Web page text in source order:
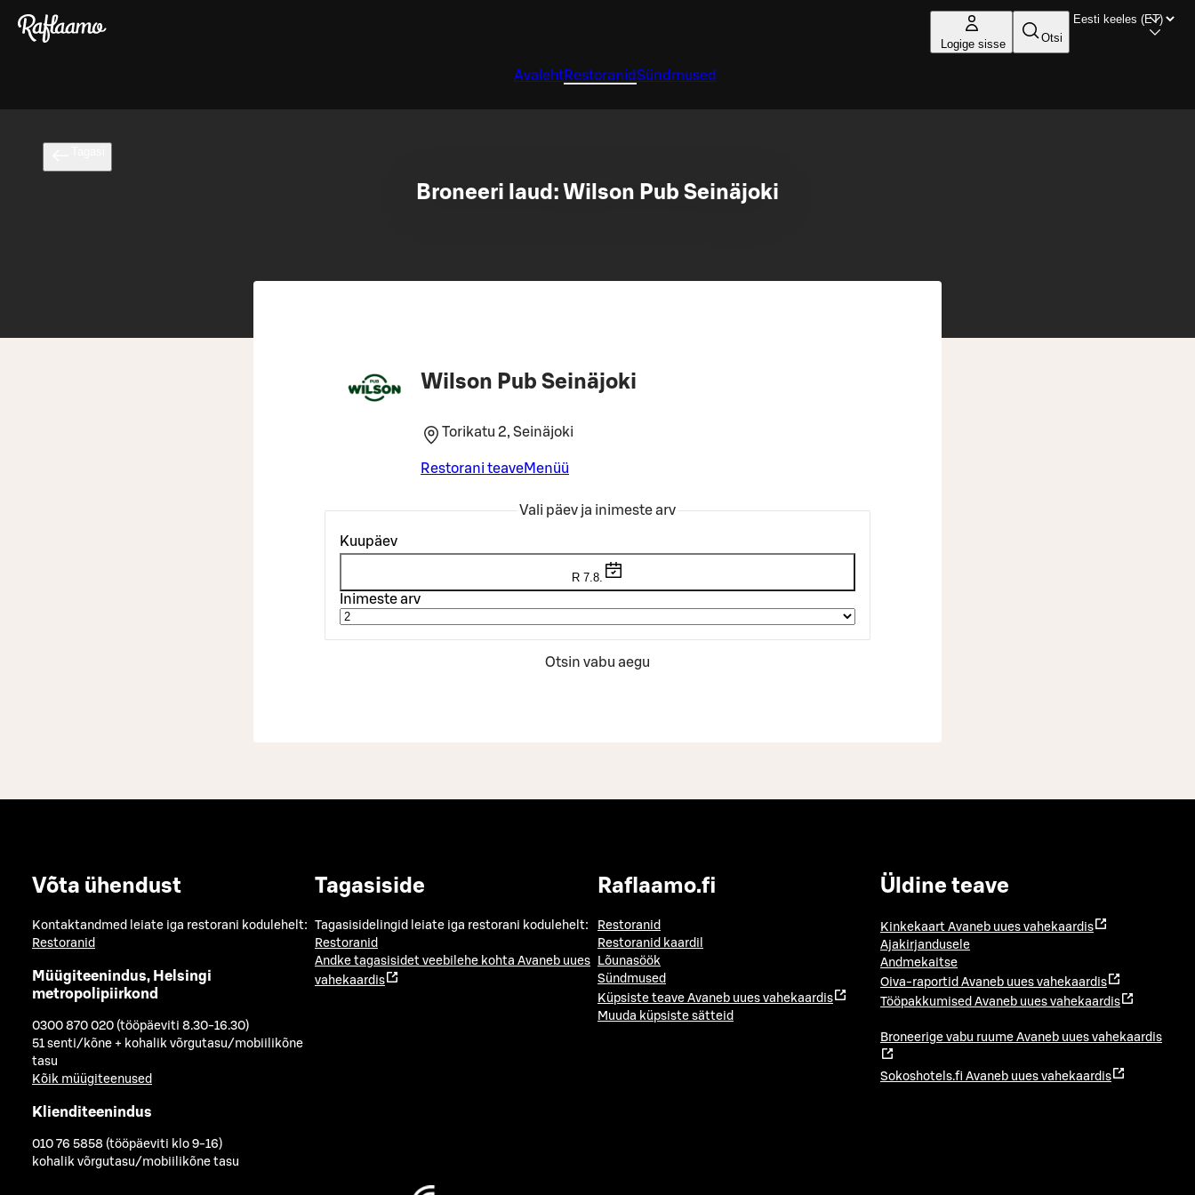
Liigu peamise sisu juurde
Logige sisse Otsi
AvalehtRestoranidSündmused
Broneeri laud: Wilson Pub Seinäjoki
Wilson Pub Seinäjoki
Torikatu 2, Seinäjoki
Restorani teaveMenüü
Vali päev ja inimeste arv
Kuupäev
R 7.8.
Inimeste arv
Otsin vabu aegu
Võta ühendust
Kontaktandmed leiate iga restorani kodulehelt:
Restoranid
Müügiteenindus, Helsingi
metropolipiirkond
0300 870 020 (tööpäeviti 8.30-16.30)
51 senti/kõne + kohalik võrgutasu/mobiilikõne
tasu
Kõik müügiteenused
Klienditeenindus
010 76 5858 (tööpäeviti klo 9-16)
kohalik võrgutasu/mobiilikõne tasu
Tagasiside
Tagasisidelingid leiate iga restorani kodulehelt:
Restoranid
Andke tagasisidet veebilehe kohta Avaneb uues
vahekaardis
Raflaamo.fi
Restoranid
Restoranid kaardil
Lõunasöök
Sündmused
Küpsiste teave Avaneb uues vahekaardis
Muuda küpsiste sätteid
Üldine teave
Kinkekaart Avaneb uues vahekaardis
Ajakirjandusele
Andmekaitse
Oiva-raportid Avaneb uues vahekaardis
Tööpakkumised Avaneb uues vahekaardis
Broneerige vabu ruume Avaneb uues vahekaardis
Sokoshotels.fi Avaneb uues vahekaardis